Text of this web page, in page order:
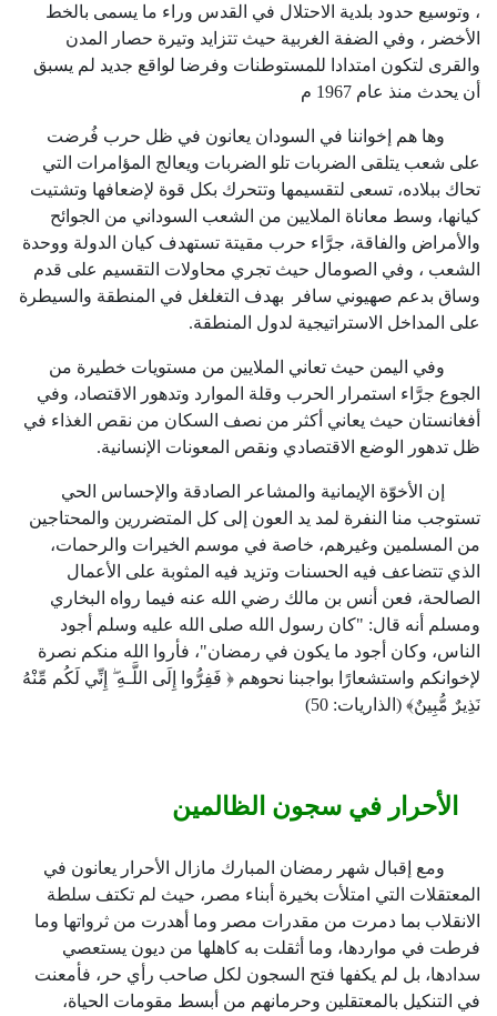
، وتوسيع حدود بلدية الاحتلال في القدس وراء ما يسمى بالخط
الأخضر ، وفي الضفة الغربية حيث تتزايد وتيرة حصار المدن
والقرى لتكون امتدادا للمستوطنات وفرضا لواقع جديد لم يسبق
أن يحدث منذ عام 1967 م
وها هم إخواننا في السودان يعانون في ظل حرب فُرضت
على شعب يتلقى الضربات تلو الضربات ويعالج المؤامرات التي
تحاك ببلاده، تسعى لتقسيمها وتتحرك بكل قوة لإضعافها وتشتيت
كيانها، وسط معاناة الملايين من الشعب السوداني من الجوائح
والأمراض والفاقة، جرَّاء حرب مقيتة تستهدف كيان الدولة ووحدة
الشعب ، وفي الصومال حيث تجري محاولات التقسيم على قدم
وساق بدعم صهيوني سافر بهدف التغلغل في المنطقة والسيطرة
على المداخل الاستراتيجية لدول المنطقة.
وفي اليمن حيث تعاني الملايين من مستويات خطيرة من
الجوع جرَّاء استمرار الحرب وقلة الموارد وتدهور الاقتصاد، وفي
أفغانستان حيث يعاني أكثر من نصف السكان من نقص الغذاء في
ظل تدهور الوضع الاقتصادي ونقص المعونات الإنسانية.
إن الأخوّة الإيمانية والمشاعر الصادقة والإحساس الحي
تستوجب منا النفرة لمد يد العون إلى كل المتضررين والمحتاجين
من المسلمين وغيرهم، خاصة في موسم الخيرات والرحمات،
الذي تتضاعف فيه الحسنات وتزيد فيه المثوبة على الأعمال
الصالحة، فعن أنس بن مالك رضي الله عنه فيما رواه البخاري
ومسلم أنه قال: "كان رسول الله صلى الله عليه وسلم أجود
الناس، وكان أجود ما يكون في رمضان"، فأروا الله منكم نصرة
لإخوانكم واستشعارًا بواجبنا نحوهم ﴿ فَفِرُّوا إِلَى اللَّـهِ ۖ إِنِّي لَكُم مِّنْهُ
نَذِيرٌ مُّبِينٌ﴾ (الذاريات: 50
)
الأحرار في سجون الظالمين
ومع إقبال شهر رمضان المبارك مازال الأحرار يعانون في
المعتقلات التي امتلأت بخيرة أبناء مصر، حيث لم تكتف سلطة
الانقلاب بما دمرت من مقدرات مصر وما أهدرت من ثرواتها وما
فرطت في مواردها، وما أثقلت به كاهلها من ديون يستعصي
سدادها، بل لم يكفها فتح السجون لكل صاحب رأي حر، فأمعنت
في التنكيل بالمعتقلين وحرمانهم من أبسط مقومات الحياة،